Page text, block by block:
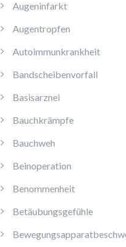
Augeninfarkt
Augentropfen
Autoimmunkrankheit
Bandscheibenvorfall
Basisarznei
Bauchkrämpfe
Bauchweh
Beinoperation
Benommenheit
Betäubungsgefühle